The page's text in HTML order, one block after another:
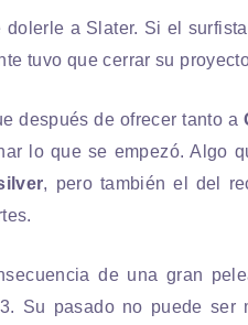
dolerle a Slater. Si el
tuvo que cerrar su
después de ofrecer tanto a
lo que se empezó. Algo
, pero también el del
de una gran
Su pasado no puede ser